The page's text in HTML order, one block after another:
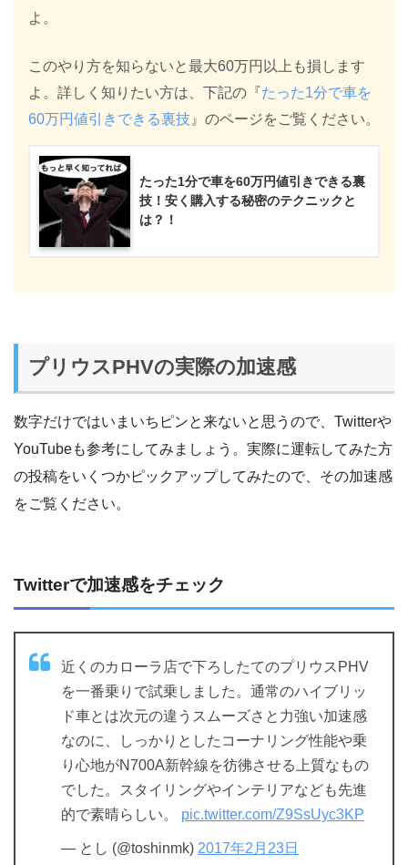
よ。
このやり方を知らないと最大60万円以上も損します
よ。詳しく知りたい方は、下記の『たった1分で車を
60万円値引きできる裏技 』のページをご覧ください。
たった1分で車を60万円値引きできる裏
技！安く購入する秘密のテクニックと
は？！
プリウスPHVの実際の加速感
数字だけではいまいちピンと来ないと思うので、Twitterや
YouTubeも参考にしてみましょう。実際に運転してみた方
の投稿をいくつかピックアップしてみたので、その加速感
をご覧ください。
Twitterで加速感をチェック
近くのカローラ店で下ろしたてのプリウスPHV
を一番乗りで試乗しました。通常のハイブリッ
ド車とは次元の違うスムーズさと力強い加速感
なのに、しっかりとしたコーナリング性能や乗
り心地がN700A新幹線を彷彿させる上質なもの
でした。スタイリングやインテリアなども先進
的で素晴らしい。 pic.twitter.com/Z9SsUyc3KP
— とし (@toshinmk) 2017年2月23日